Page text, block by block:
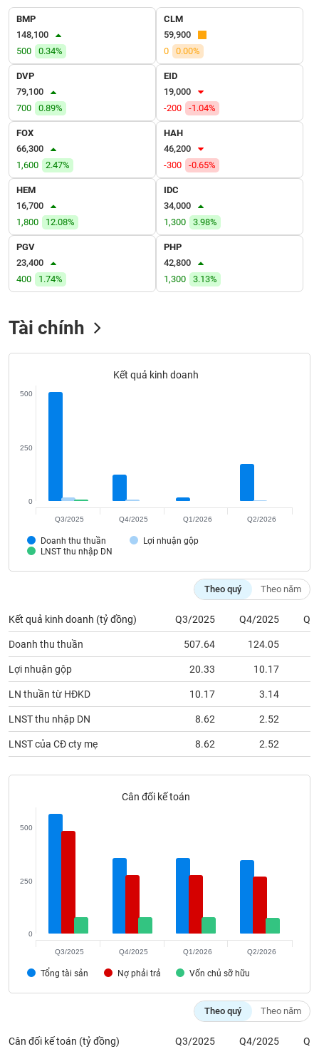
BMP
148,100
500
0.34%
CLM
59,900
0
0.00%
DVP
79,100
700
0.89%
EID
19,000
-200
-1.04%
FOX
66,300
1,600
2.47%
HAH
46,200
-300
-0.65%
HEM
16,700
1,800
12.08%
IDC
34,000
1,300
3.98%
PGV
23,400
400
1.74%
PHP
42,800
1,300
3.13%
Tài chính
Kết quả kinh doanh
Doanh thu thuần
Lợi nhuận gộp
LNST thu nhập DN
0
250
500
Q3/2025 Q4/2025 Q1/2026 Q2/2026
Theo quý Theo năm
Kết quả kinh doanh (tỷ đồng) Q3/2025 Q4/2025
Doanh thu thuần 507.64 124.05
Lợi nhuận gộp 20.33 10.17
LN thuần từ HĐKD 10.17 3.14
LNST thu nhập DN 8.62 2.52
LNST của CĐ cty mẹ 8.62 2.52
Cân đối kế toán
Tổng tài sản Nợ phải trả Vốn chủ sỡ hữu
0
250
500
Q3/2025 Q4/2025 Q1/2026 Q2/2026
Theo quý Theo năm
Cân đối kế toán (tỷ đồng) Q3/2025 Q4/2025
VỤ
TRUYỀN
THÔNG
TIỆN
ÍCH
BẤT
ĐỘNG
SẢN
Mã
chứng
khoán
(-)
Tất cả Cổ phiếu
Tin
của
tác
Báo
cáo
phân
tích
(-)
Thuật
ngữ
(-)
Dịch
Sách
cụ